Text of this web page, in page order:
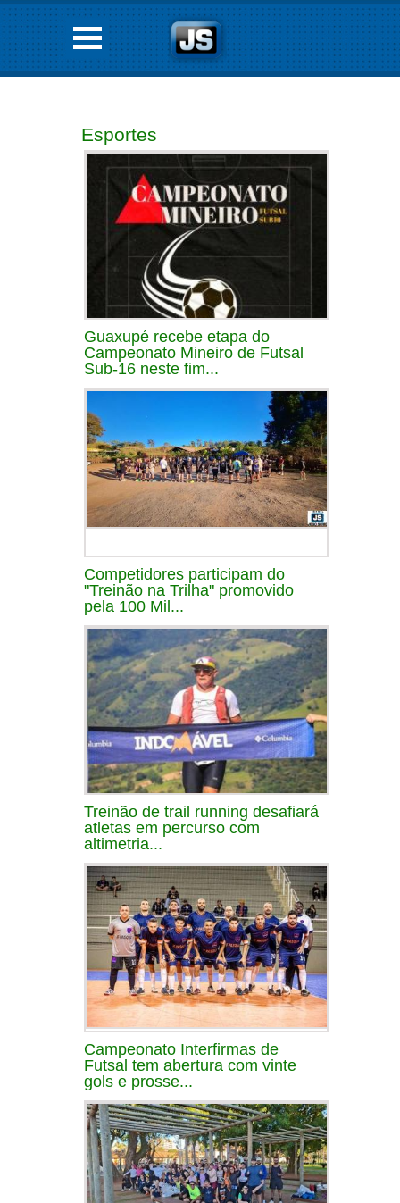
Esportes
Guaxupé recebe etapa do
Campeonato Mineiro de Futsal
Sub-16 neste fim...
Competidores participam do
"Treinão na Trilha" promovido
pela 100 Mil...
Treinão de trail running desafiará
atletas em percurso com
altimetria...
Campeonato Interfirmas de
Futsal tem abertura com vinte
gols e prosse...